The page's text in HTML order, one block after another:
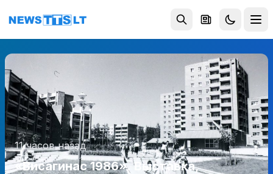
Перейти к содержимому
11 часов назад
«Висагинас 1986». Выставка,